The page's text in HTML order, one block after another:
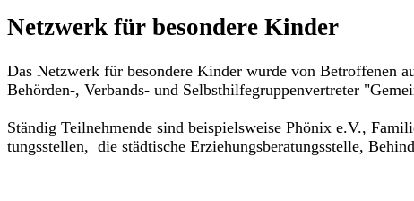
Netzwerk für besondere Kinder
Das Netzwerk für besondere Kinder wurde von Betroffenen
Behörden-, Verbands- und Selbsthilfegruppenvertreter
Ständig Teilnehmende sind beispielsweise Phönix e.V.,
tungsstellen, die städtische Erziehungsberatungsstelle,